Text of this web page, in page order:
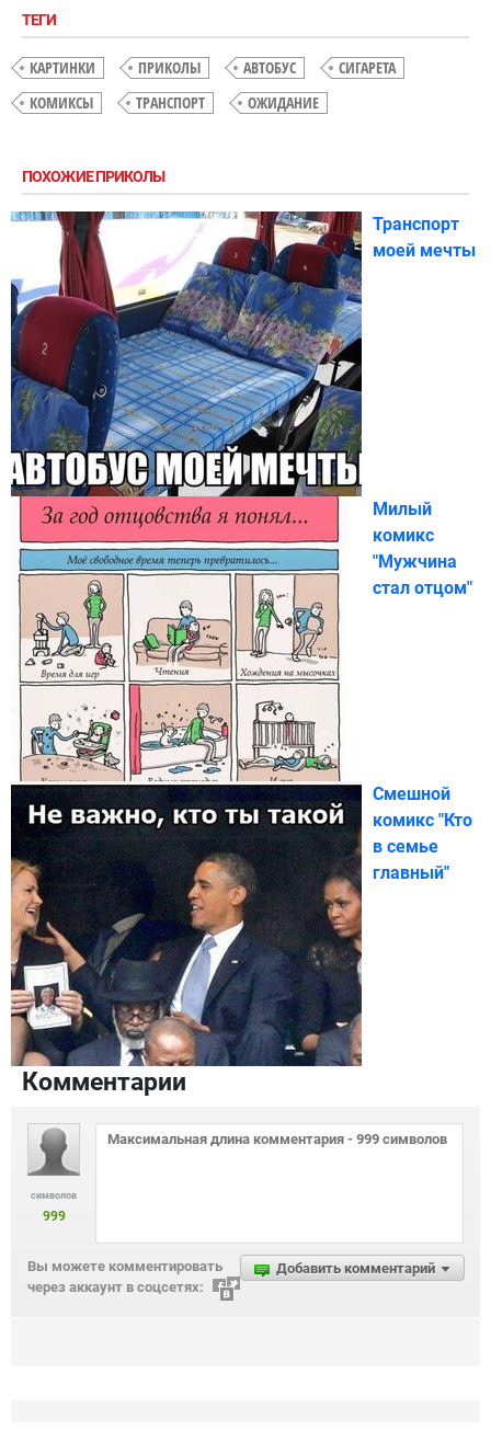
ТЕГИ
КАРТИНКИ ПРИКОЛЫ АВТОБУС
СИГАРЕТА
КОМИКСЫ
ТРАНСПОРТ ОЖИДАНИЕ
ПОХОЖИЕ ПРИКОЛЫ
Транспорт
моей мечты
Милый
комикс
"Мужчина
стал отцом"
Смешной
комикс "Кто
в семье
главный"
Комментарии
символов
999
Добавить комментарий
Вы можете комментировать
через аккаунт в соцсетях: